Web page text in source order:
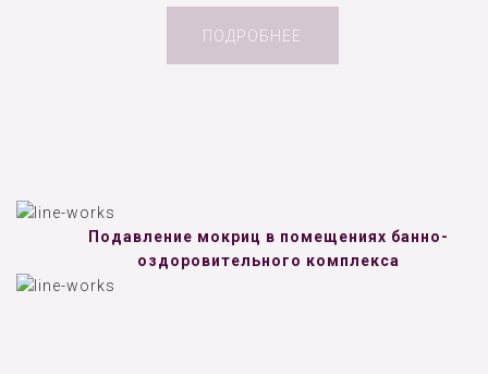
ПОДРОБНЕЕ
Подавление мокриц в помещениях банно-
оздоровительного комплекса